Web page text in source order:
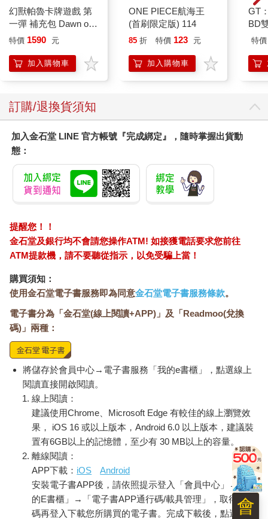
幻獸帕魯卡牌遊戲 第
一彈 補充包 Dawn of
Palpagos（日文版一
特價 1590 元
加入購物車
ONE PIECE航海王
(首刷限定版) 114
85 折 特價 123 元
加入購物車
GT
BD
金)
特價
訂購/退換貨須知
加入金石堂 LINE 官方帳號『完成綁定』，隨時掌握出貨動
態：
提醒您！！
金石堂及銀行均不會請您操作ATM! 如接獲電話要求您前往
ATM提款機，請不要聽從指示，以免受騙上當！
購買須知：
使用金石堂電子書服務即為同意金石堂電子書服務條款。
電子書分為「金石堂(線上閱讀+APP)」及「Readmoo(兌換
碼)」兩種：
將儲存於會員中心→電子書服務「我的e書櫃」，點選線上
閱讀直接開啟閱讀。
線上閱讀：
建議使用Chrome、Microsoft Edge 有較佳的線上瀏覽效
果， iOS 16 或以上版本，Android 6.0 以上版本，建議裝
置有6GB以上的記憶體，至少有 30 MB以上的容量。
離線閱讀：
APP下載： iOS
Android
安裝電子書APP後，請依照提示登入「會員中心」→「我
的E書櫃」→「電子書APP通行碼/載具管理」，取得通行
碼再登入下載您所購買的電子書。完成下載後，點選任一
會